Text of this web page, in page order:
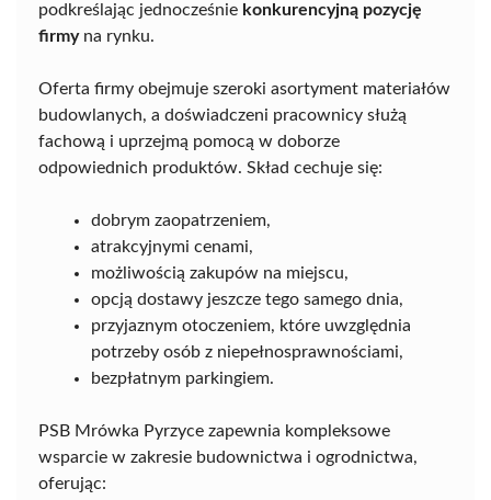
podkreślając jednocześnie konkurencyjną pozycję
firmyna rynku.
Oferta firmy obejmuje szeroki asortyment materiałów
budowlanych, a doświadczeni pracownicy służą
fachową i uprzejmą pomocą w doborze
odpowiednich produktów. Skład cechuje się:
dobrym zaopatrzeniem,
atrakcyjnymi cenami,
możliwością zakupów na miejscu,
opcją dostawy jeszcze tego samego dnia,
przyjaznym otoczeniem, które uwzględnia
potrzeby osób z niepełnosprawnościami,
bezpłatnym parkingiem.
PSB Mrówka Pyrzyce zapewnia kompleksowe
wsparcie w zakresie budownictwa i ogrodnictwa,
oferując: